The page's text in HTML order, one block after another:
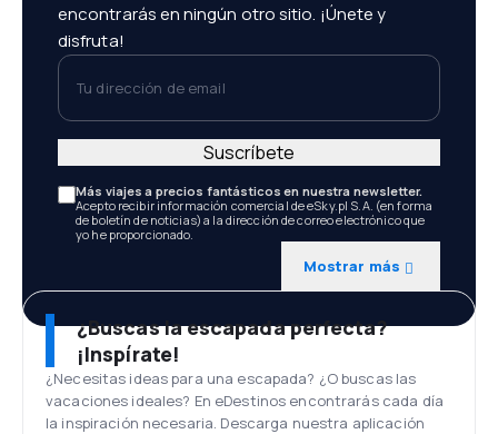
encontrarás en ningún otro sitio. ¡Únete y
disfruta!
Tu dirección de email
Más viajes a precios fantásticos en nuestra newsletter.
Acepto recibir información comercial de eSky.pl S.A. (en forma
de boletín de noticias) a la dirección de correo electrónico que
yo he proporcionado.
Mostrar más
Suscríbete
¿Buscas la escapada perfecta?
¡Inspírate!
¿Necesitas ideas para una escapada? ¿O buscas las
vacaciones ideales? En eDestinos encontrarás cada día
la inspiración necesaria. Descarga nuestra aplicación